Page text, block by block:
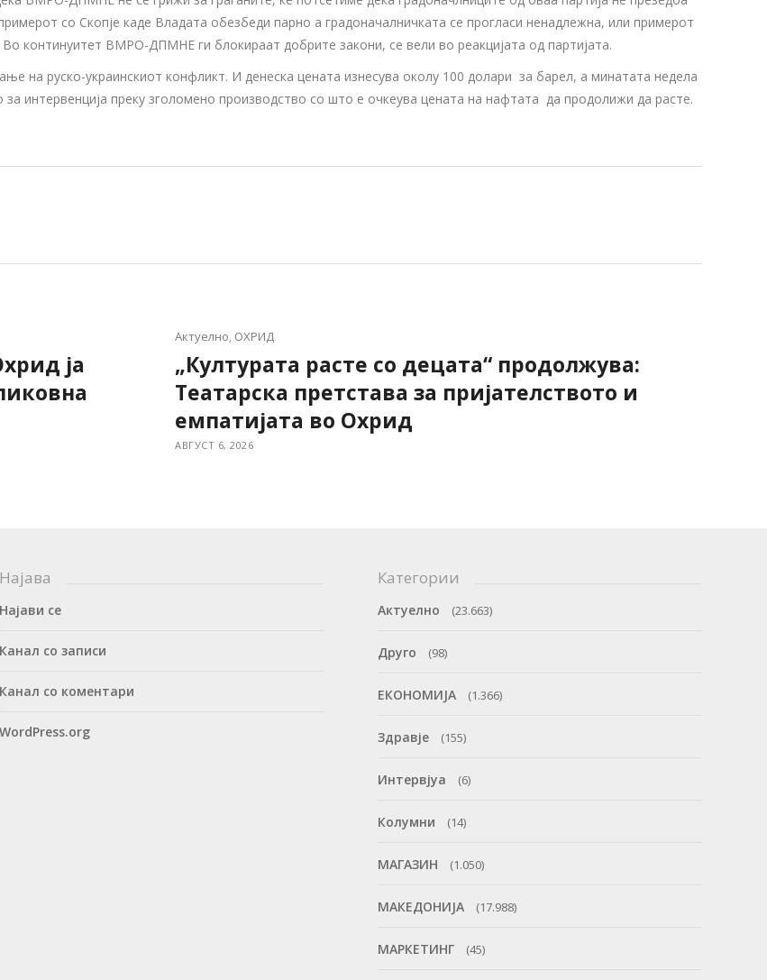
со Скопје каде Владата обезбеди парно а градоначалничката се прогласи ненадлежна, или примерот
континуитет ВМРО-ДПМНЕ ги блокираат добрите закони, се вели во реакцијата од партијата.
на руско-украинскиот конфликт. И денеска цената изнесува околу 100 долари за барел, а минатата недела
интервенција преку зголомено производство со што е очкеува цената на нафтата да продолижи да расте.
ја
Актуелно, ОХРИД
„Културата расте со децата“ продолжува:
Театарска претстава за пријателството и
емпатијата во Охрид
АВГУСТ 6, 2026
Најава
Најави се
Канал со записи
Канал со коментари
WordPress.org
Категории
Актуелно (23.663)
Друго (98)
ЕКОНОМИЈА (1.366)
Здравје (155)
Интервјуа (6)
Колумни (14)
МАГАЗИН (1.050)
МАКЕДОНИЈА (17.988)
МАРКЕТИНГ (45)